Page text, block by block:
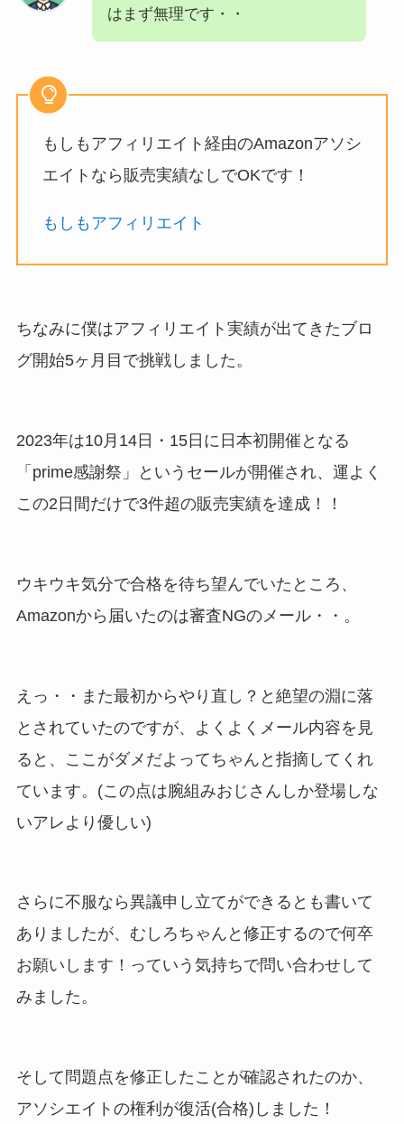
はまず無理です・・
もしもアフィリエイト経由のAmazonアソシ
エイトなら販売実績なしでOKです！
もしもアフィリエイト
ちなみに僕はアフィリエイト実績が出てきたブロ
グ開始5ヶ月目で挑戦しました。
2023年は10月14日・15日に日本初開催となる
「prime感謝祭」というセールが開催され、運よく
この2日間だけで3件超の販売実績を達成！！
ウキウキ気分で合格を待ち望んでいたところ、
Amazonから届いたのは審査NGのメール・・。
えっ・・また最初からやり直し？と絶望の淵に落
とされていたのですが、よくよくメール内容を見
ると、ここがダメだよってちゃんと指摘してくれ
ています。(この点は腕組みおじさんしか登場しな
いアレより優しい)
さらに不服なら異議申し立てができるとも書いて
ありましたが、むしろちゃんと修正するので何卒
お願いします！っていう気持ちで問い合わせして
みました。
そして問題点を修正したことが確認されたのか、
アソシエイトの権利が復活(合格)しました！